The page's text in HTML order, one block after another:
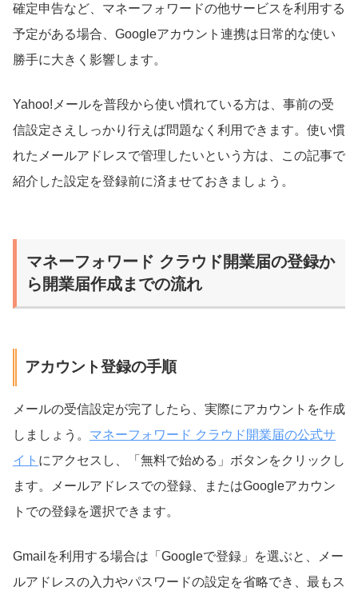
確定申告など、マネーフォワードの他サービスを利用する
予定がある場合、Googleアカウント連携は日常的な使い
勝手に大きく影響します。
Yahoo!メールを普段から使い慣れている方は、事前の受
信設定さえしっかり行えば問題なく利用できます。使い慣
れたメールアドレスで管理したいという方は、この記事で
紹介した設定を登録前に済ませておきましょう。
マネーフォワード クラウド開業届の登録か
ら開業届作成までの流れ
アカウント登録の手順
メールの受信設定が完了したら、実際にアカウントを作成
しましょう。 マネーフォワード クラウド開業届の公式サ
イト にアクセスし、「無料で始める」ボタンをクリックし
ます。メールアドレスでの登録、またはGoogleアカウン
トでの登録を選択できます。
Gmailを利用する場合は「Googleで登録」を選ぶと、メー
ルアドレスの入力やパスワードの設定を省略でき、最もス